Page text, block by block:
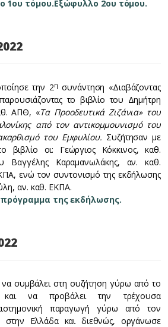
1ου τόμου.Εξώφυλλο 2ου τόμου.
την 2η συνάντηση «Διαβάζοντας
το βιβλίο του Δημήτρη
ΑΠΘ, «Τα Προοδευτικά Ζιζάνια» του
από τον αντικομμουνισμό του
του Εμφυλίου. Συζήτησαν με
βιβλίο οι: Γεώργιος Κόκκινος, καθ.
Βαγγέλης Καραμανωλάκης, αν. καθ.
ενώ τον συντονισμό της εκδήλωσης
αν. καθ. ΕΚΠΑ.
της εκδήλωσης.
συμβάλει στη συζήτηση γύρω από το
και να προβάλει την τρέχουσα
παραγωγή γύρω από τον
στην Ελλάδα και διεθνώς, οργάνωσε